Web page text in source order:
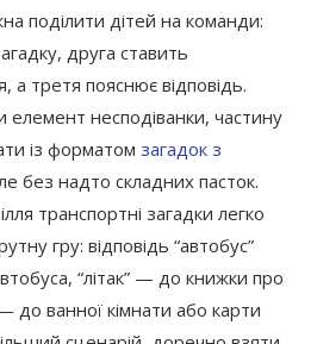
поділити дітей на команди:
друга ставить
а третя пояснює відповідь.
несподіванки, частину
із форматом загадок з
без надто складних пасток.
транспортні загадки легко
гру: відповідь “автобус”
“літак” — до книжки про
до ванної кімнати або карти